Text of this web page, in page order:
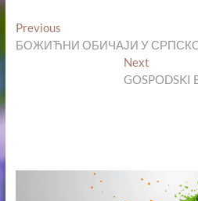
Кретање
чланка
PreviousPrevious
post:
БОЖИЋНИ ОБИЧАЈИ У
Next
post:
GOSPODSKI